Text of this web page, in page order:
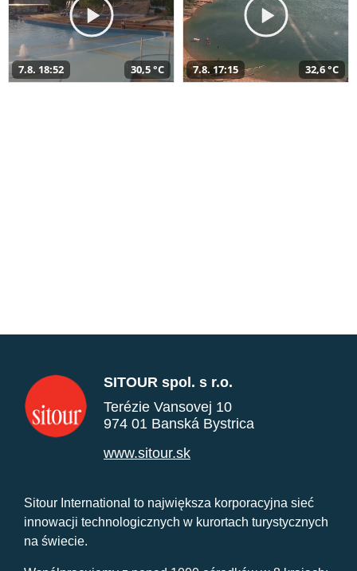
7.8. 18:52 30,5 °C 7.8. 17:15 32,6 °C
SITOUR spol. s r.o.
Terézie Vansovej 10
974 01 Banská Bystrica
www.sitour.sk
Sitour International to największa korporacyjna sieć
innowacji technologicznych w kurortach turystycznych
na świecie.